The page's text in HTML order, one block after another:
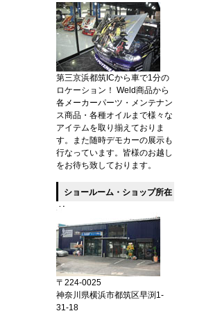
第三京浜都筑ICから車で1分の
ロケーション！ Weld商品から
各メーカーパーツ・メンテナン
ス商品・各種オイルまで様々な
アイテムを取り揃えておりま
す。また随時デモカーの展示も
行なっています。皆様のお越し
をお待ち致しております。
ショールーム・ショップ所在
〒224-0025
神奈川県横浜市都筑区早渕1-
31-18